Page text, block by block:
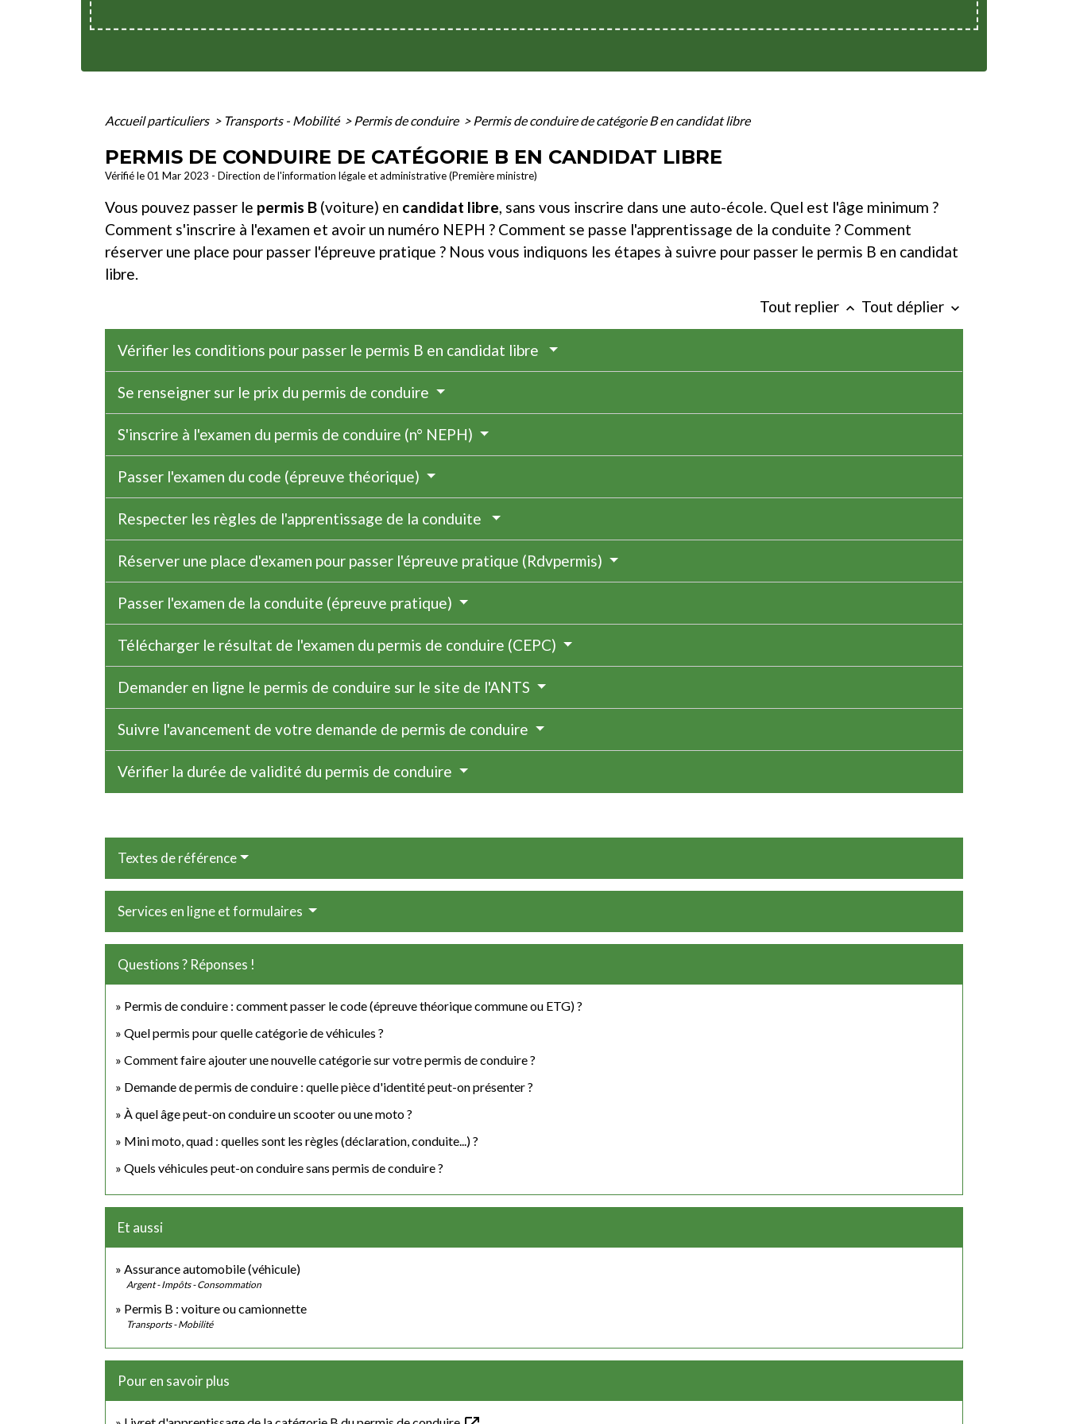
Accueil particuliers > Transports - Mobilité > Permis de conduire > Permis de conduire de catégorie B en candidat libre
PERMIS DE CONDUIRE DE CATÉGORIE B EN CANDIDAT LIBRE
Vérifié le 01 Mar 2023 - Direction de l'information légale et administrative (Première ministre)
Vous pouvez passer le permis B (voiture) en candidat libre, sans vous inscrire dans une auto-école. Quel est l'âge minimum ?
Comment s'inscrire à l'examen et avoir un numéro NEPH ? Comment se passe l'apprentissage de la conduite ? Comment
réserver une place pour passer l'épreuve pratique ? Nous vous indiquons les étapes à suivre pour passer le permis B en candidat
libre.
Tout replier keyboard_arrow_up Tout déplier keyboard_arrow_down
Vérifier les conditions pour passer le permis B en candidat libre
Se renseigner sur le prix du permis de conduire
S'inscrire à l'examen du permis de conduire (n° NEPH)
Passer l'examen du code (épreuve théorique)
Respecter les règles de l'apprentissage de la conduite
Réserver une place d'examen pour passer l'épreuve pratique (Rdvpermis)
Passer l'examen de la conduite (épreuve pratique)
Télécharger le résultat de l'examen du permis de conduire (CEPC)
Demander en ligne le permis de conduire sur le site de l'ANTS
Suivre l'avancement de votre demande de permis de conduire
Vérifier la durée de validité du permis de conduire
Textes de référence
Services en ligne et formulaires
Questions ? Réponses !
Permis de conduire : comment passer le code (épreuve théorique commune ou ETG) ?
Quel permis pour quelle catégorie de véhicules ?
Comment faire ajouter une nouvelle catégorie sur votre permis de conduire ?
Demande de permis de conduire : quelle pièce d'identité peut-on présenter ?
À quel âge peut-on conduire un scooter ou une moto ?
Mini moto, quad : quelles sont les règles (déclaration, conduite...) ?
Quels véhicules peut-on conduire sans permis de conduire ?
Et aussi
Assurance automobile (véhicule)
Argent - Impôts - Consommation
Permis B : voiture ou camionnette
Transports - Mobilité
Pour en savoir plus